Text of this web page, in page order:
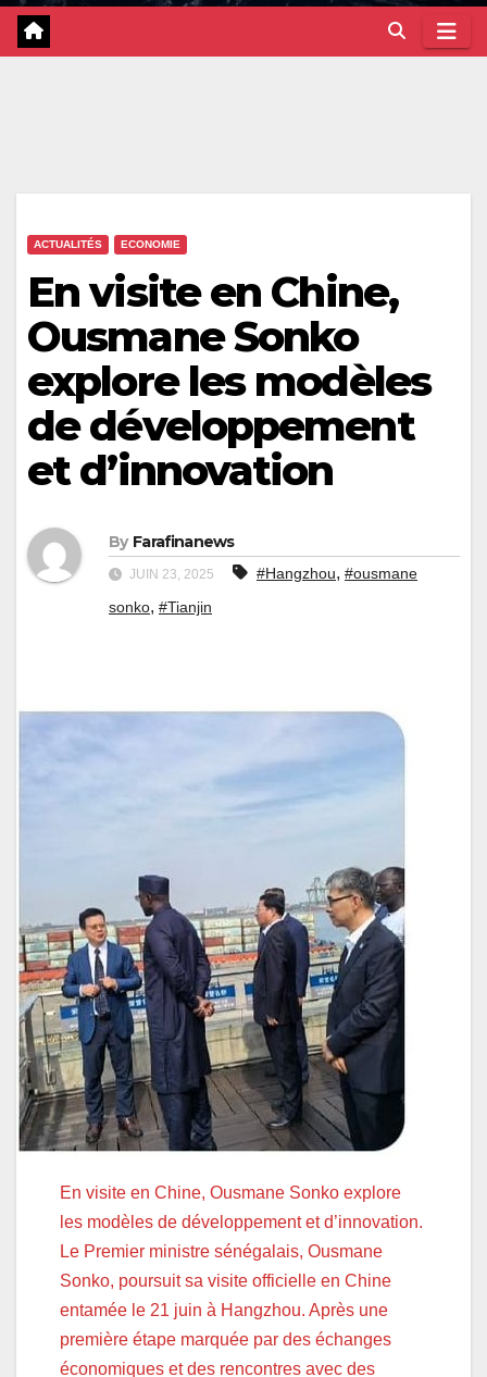
ACTUALITÉS ECONOMIE
En visite en Chine,
Ousmane Sonko
explore les modèles
de développement
et d’innovation
By Farafinanews
JUIN 23, 2025 #Hangzhou, #ousmane
sonko, #Tianjin
En visite en Chine, Ousmane Sonko explore
les modèles de développement et d’innovation.
Le Premier ministre sénégalais, Ousmane
Sonko, poursuit sa visite officielle en Chine
entamée le 21 juin à Hangzhou. Après une
première étape marquée par des échanges
économiques et des rencontres avec des